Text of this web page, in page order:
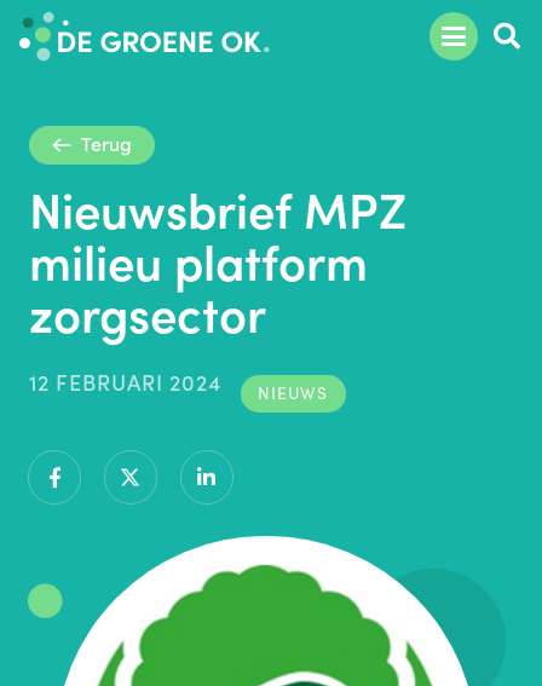
Terug
Nieuwsbrief MPZ
milieu platform
zorgsector
12 FEBRUARI 2024 NIEUWS